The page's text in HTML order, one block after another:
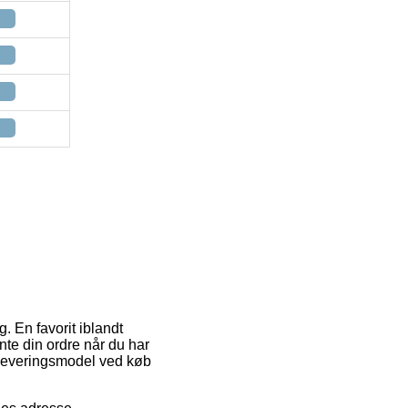
En favorit iblandt
din ordre når du har
ved køb